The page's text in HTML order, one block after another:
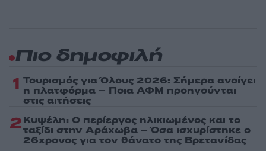
Πιο δημοφιλή
1 Τουρισμός για Όλους 2026: Σήμερα ανοίγει
η πλατφόρμα – Ποια ΑΦΜ προηγούνται
στις αιτήσεις
2Κυψέλη: Ο περίεργος ηλικιωμένος και το
ταξίδι στην Αράχωβα – Όσα ισχυρίστηκε ο
26χρονος για τον θάνατο της Βρετανίδας